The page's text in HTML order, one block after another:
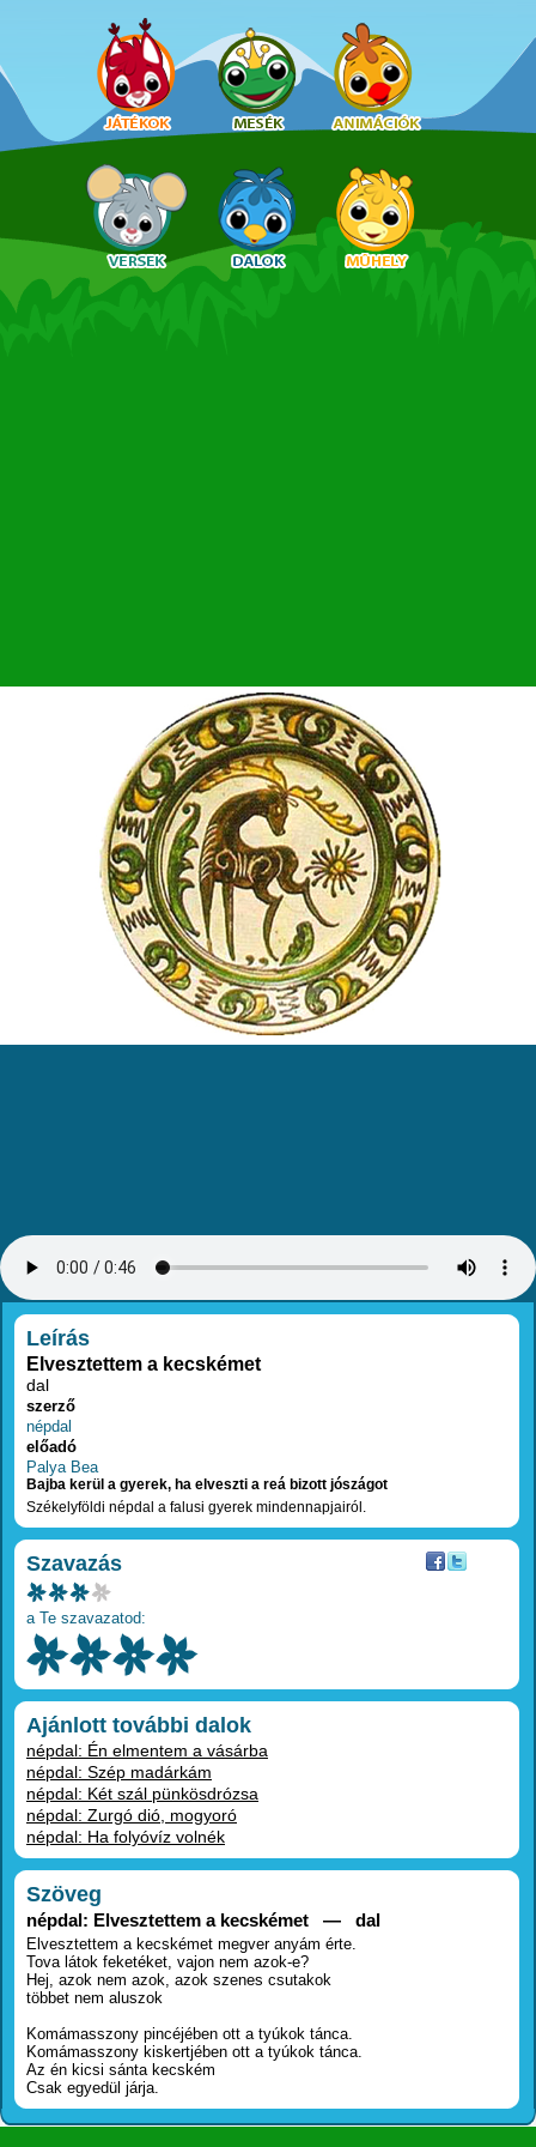
RÉSZLETEK
Leírás
Elvesztettem a kecskémet
dal
szerző
népdal
előadó
Palya Bea
Bajba kerül a gyerek, ha elveszti a reá bizott jószágot
Székelyföldi népdal a falusi gyerek mindennapjairól.
Szavazás
a Te szavazatod:
Ajánlott további dalok
népdal: Én elmentem a vásárba
népdal: Szép madárkám
népdal: Két szál pünkösdrózsa
népdal: Zurgó dió, mogyoró
népdal: Ha folyóvíz volnék
Szöveg
népdal: Elvesztettem a kecskémet — dal
Elvesztettem a kecskémet megver anyám érte.
Tova látok feketéket, vajon nem azok-e?
Hej, azok nem azok, azok szenes csutakok
többet nem aluszok
Komámasszony pincéjében ott a tyúkok tánca.
Komámasszony kiskertjében ott a tyúkok tánca.
Az én kicsi sánta kecském
Csak egyedül járja.